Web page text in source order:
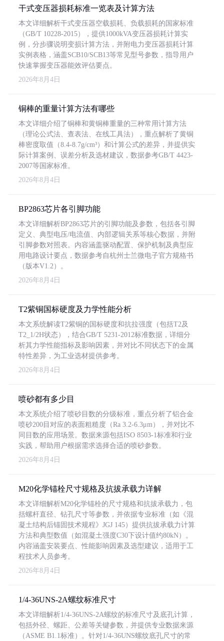
干式变压器损耗标准一览表及计算方法
本文详细解析干式变压器空载损耗、负载损耗的国家标准
（GB/T 10228-2015），提供1000kVA变压器损耗计算实
例，分步骤说明变损计算方法，并附电力变压器损耗计算
实例表格，涵盖SCB10/SCB13等常见型号参数，指导用户
快速掌握变压器能效评估要点。
2026年8月4日
铜棒的重量计算方法有哪些
本文详细介绍了铜棒和黄铜棒重量的三种常用计算方法
（理论公式法、查表法、在线工具法），重点解析了黄铜
棒密度取值（8.4-8.7g/cm³）和计算公式的差异，并提供实
际计算案例、误差分析及选材建议，数据参考GB/T 4423-
2007等国家标准。
2026年8月4日
BP2863芯片各引脚功能
本文详细解析BP2863芯片的引脚功能及参数，包括各引脚
定义、典型电压/电流值、内部逻辑关系等核心数据，并附
引脚参数对照表。内容涵盖驱动配置、保护机制及典型应
用电路设计要点，数据参考自杭州士兰微电子官方规格书
（版本V1.2）。
2026年8月4日
T2紫铜国标硬度及力学性能分析
本文系统解读T2紫铜的国标硬度和抗拉强度（包括T2及
T2_1/2H状态），结合GB/T 5231-2012标准数据，详细分
析其力学性能指标及影响因素，并对比不同状态下的金属
特性差异，为工业选材提供参考。
2026年8月4日
喷砂都有多少目
本文系统介绍了喷砂目数的分级标准，重点分析了铝合金
喷砂200目对应的表面粗糙度（Ra 3.2-6.3μm），并对比不
同目数的应用场景。数据来源包括ISO 8503-1标准和行业
实践，帮助用户根据需求选择合适的喷砂参数。
2026年8月4日
M20化学锚栓尺寸规格及抗拔承载力详解
本文详细解析M20化学锚栓的尺寸规格和抗拔承载力，包
括螺杆直径、钻孔尺寸等参数，并依据专业标准（如《混
凝土结构后锚固技术规程》JGJ 145）提供抗拔承载力计算
方法和典型数值（如混凝土强度C30下设计值约80kN）。
内容涵盖安装要点、性能影响因素及选型建议，适用于工
程技术人员参考。
2026年8月4日
1/4-36UNS-2A螺纹标准尺寸
本文详细解析1/4-36UNS-2A螺纹的标准尺寸及底孔计算，
包括外径、螺距、公差等关键参数，并提供专业数据来源
（ASME B1.1标准）。针对1/4-36UNS螺纹底孔尺寸的常